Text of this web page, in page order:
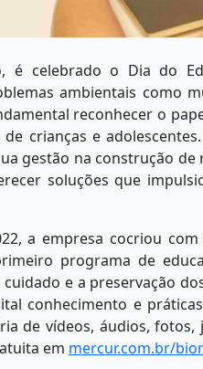
é celebrado o Dia do
ambientais como
reconhecer o
crianças e
gestão na construção
soluções que
a empresa cocriou
programa de
e a preservação
conhecimento e
de vídeos, áudios,
em mercur.com.br/